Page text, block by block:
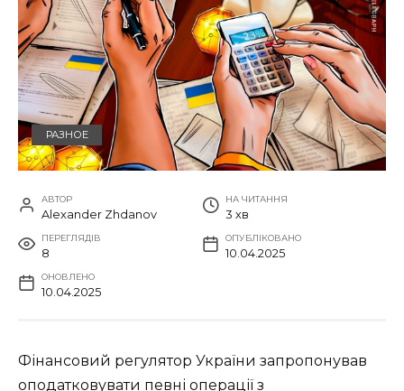
РАЗНОЕ
АВТОР
Alexander Zhdanov
НА ЧИТАННЯ
3 хв
ПЕРЕГЛЯДІВ
8
ОПУБЛІКОВАНО
10.04.2025
ОНОВЛЕНО
10.04.2025
Фінансовий регулятор України запропонував
оподатковувати певні операції з